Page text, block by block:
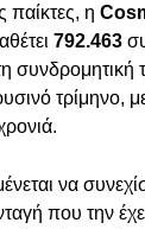
παίκτες, η
792.463
τρίμηνο,
να
που την